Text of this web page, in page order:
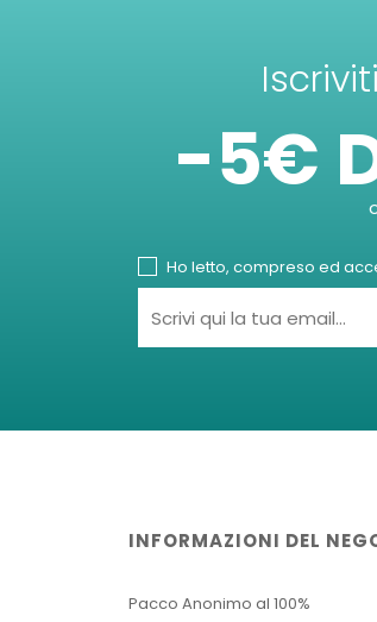
-5€
Ho letto, compreso ed
INFORMAZIONI DEL
Pacco Anonimo al 100%